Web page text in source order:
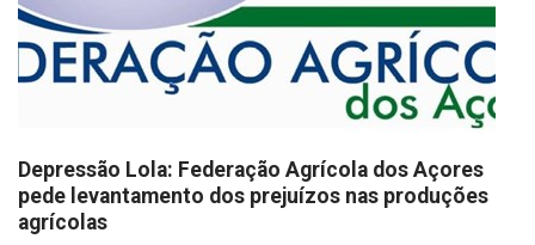
Depressão Lola: Federação Agrícola dos Açores
pede levantamento dos prejuízos nas produções
agrícolas